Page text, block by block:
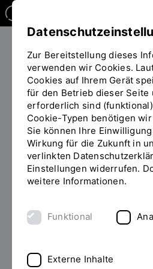
Foto: OTH Regensburg / Mitch
Zur Bereitstellung dieses
verwenden wir Cookies.
Cookies auf Ihrem Gerät
für den Betrieb dieser Seite
erforderlich sind
Cookie-Typen benötigen
Sie können Ihre
Wirkung für die Zukunft in
verlinkten
Einstellungen widerrufen.
weitere Informationen.
Funktional
Externe Inhalte